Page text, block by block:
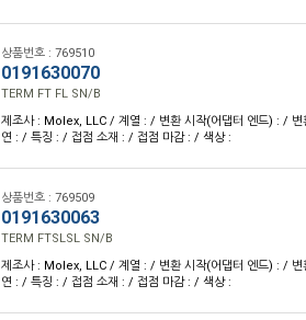
상품번호 : 769510
0191630070
TERM FT FL SN/B
제조사 : Molex, LLC / 계열 : / 변환 시작(어댑터 엔드) : / 변
연 : / 특징 : / 접점 소재 : / 접점 마감 : / 색상 :
상품번호 : 769509
0191630063
TERM FTSLSL SN/B
제조사 : Molex, LLC / 계열 : / 변환 시작(어댑터 엔드) : / 변
연 : / 특징 : / 접점 소재 : / 접점 마감 : / 색상 :